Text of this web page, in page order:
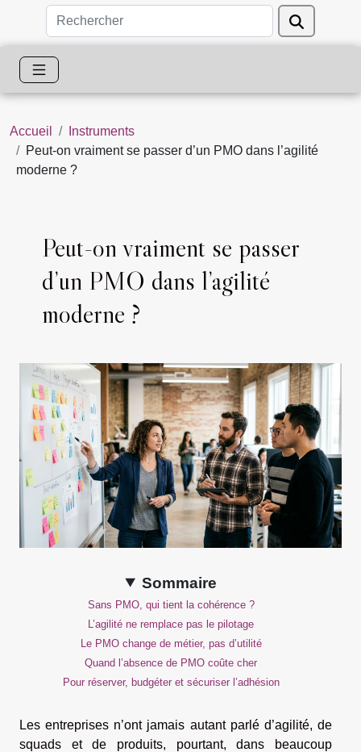
Accueil
Instruments
Peut-on vraiment se passer d’un PMO dans l’agilité
moderne ?
Peut-on vraiment se passer
d’un PMO dans l’agilité
moderne ?
Sommaire
Sans PMO, qui tient la cohérence ?
L’agilité ne remplace pas le pilotage
Le PMO change de métier, pas d’utilité
Quand l’absence de PMO coûte cher
Pour réserver, budgéter et sécuriser l’adhésion
Les entreprises n’ont jamais autant parlé d’agilité, de
squads et de produits, pourtant, dans beaucoup